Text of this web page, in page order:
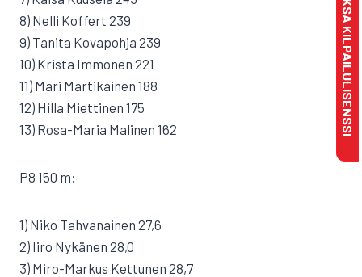
8) Nelli Koffert 239
9) Tanita Kovapohja 239
10) Krista Immonen 221
11) Mari Martikainen 188
12) Hilla Miettinen 175
13) Rosa-Maria Malinen 162
P8 150 m:
1) Niko Tahvanainen 27,6
2) Iiro Nykänen 28,0
3) Miro-Markus Kettunen 28,7
MAKSA KILPAILULISENSSI